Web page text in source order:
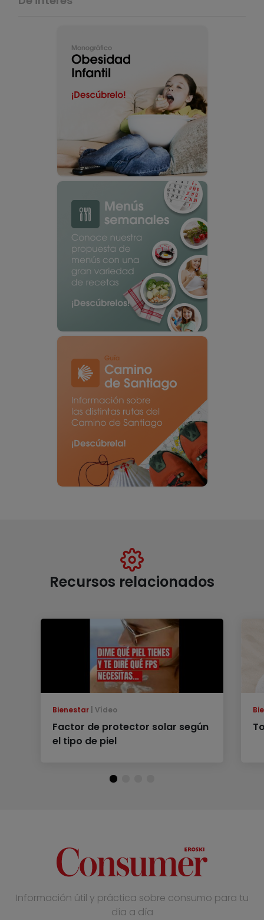
Recursos relacionados
Bienestar Vídeo
Factor de protector solar según
el tipo de piel
Información útil y práctica sobre consumo para tu
día a día